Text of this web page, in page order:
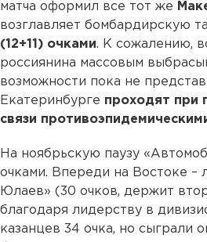
матча оформил все тот же
возглавляет бомбардирскую
(12+11) очками. К сожалению,
россиянина массовым
возможности пока не
Екатеринбурге проходят при
связи
На ноябрьскую паузу
очками. Впереди на Востоке –
Юлаев» (30 очков, держит
благодаря лидерству в
казанцев 34 очка, но сыграли